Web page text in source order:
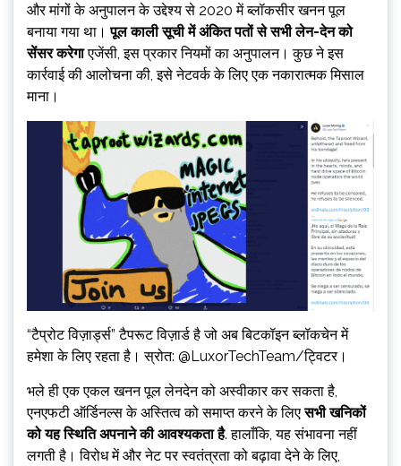
और मांगों के अनुपालन के उद्देश्य से 2020 में ब्लॉकसीर खनन पूल
बनाया गया था।पूल काली सूची में अंकित पतों से सभी लेन-देन को
सेंसर करेगाएजेंसी, इस प्रकार नियमों का अनुपालन। कुछ ने इस
कार्रवाई की आलोचना की, इसे नेटवर्क के लिए एक नकारात्मक मिसाल
माना।
“टैप्रोट विज़ार्ड्स” टैपरूट विज़ार्ड है जो अब बिटकॉइन ब्लॉकचेन में
हमेशा के लिए रहता है। स्रोत: @LuxorTechTeam/ट्विटर।
भले ही एक एकल खनन पूल लेनदेन को अस्वीकार कर सकता है,
एनएफटी ऑर्डिनल्स के अस्तित्व को समाप्त करने के लिएसभी खनिकों
को यह स्थिति अपनाने की आवश्यकता है. हालाँकि, यह संभावना नहीं
लगती है। विरोध में और नेट पर स्वतंत्रता को बढ़ावा देने के लिए,